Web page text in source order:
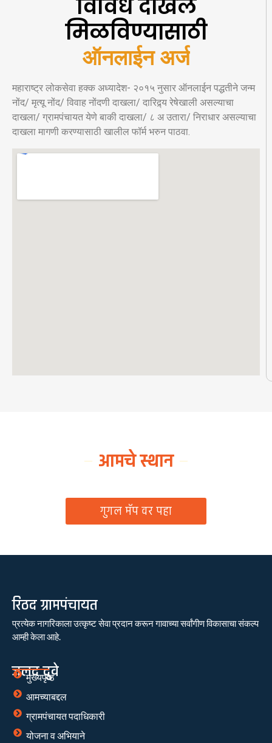
विविध दाखले
मिळविण्यासाठी
ऑनलाईन अर्ज
महाराष्ट्र लोकसेवा हक्क अध्यादेश- २०१५ नुसार ऑनलाईन पद्धतीने जन्म
नोंद/ मृत्यू नोंद/ विवाह नोंदणी दाखला/ दारिद्र्य रेषेखाली असल्याचा
दाखला/ ग्रामपंचायत येणे बाकी दाखला/ ८ अ उतारा/ निराधार असल्याचा
दाखला मागणी करण्यासाठी खालील फॉर्म भरुन पाठवा.
आमचे स्थान
गुगल मॅप वर पहा
रिठद ग्रामपंचायत
प्रत्येक नागरिकाला उत्कृष्ट सेवा प्रदान करून गावाच्या सर्वांगीण विकासाचा संकल्प
आम्ही केला आहे.
जलद दुवे
मुख्यपृष्ठ
आमच्याबद्दल
ग्रामपंचायत पदाधिकारी
योजना व अभियाने